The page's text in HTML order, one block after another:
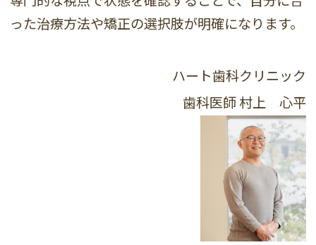
った治療方法や矯正の選択肢が明確になります。
ハート歯科クリニック
歯科医師村上 心平